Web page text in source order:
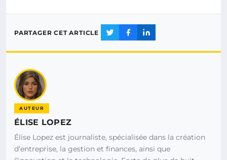
PARTAGER CET ARTICLE
AUTEUR
ÉLISE LOPEZ
Élise Lopez est journaliste, spécialisée dans la création
d’entreprise, la gestion et finances, ainsi que